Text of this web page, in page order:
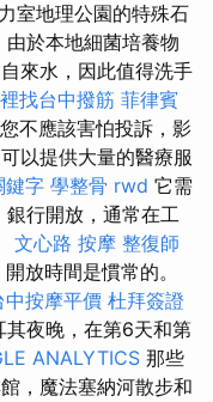
室地理公園的特殊石
於本地細菌培養物
來水，因此值得洗手
找台中撥筋 菲律賓
您不應該害怕投訴，影
以提供大量的醫療服
鍵字 學整骨 rwd 它需
行開放，通常在工
文心路 按摩 整復師
放時間是慣常的。
中按摩平價 杜拜簽證
其夜晚，在第6天和第
ANALYTICS 那些
，魔法塞納河散步和